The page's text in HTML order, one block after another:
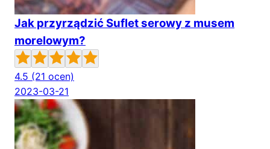
Jak przyrządzić Suflet serowy z musem
morelowym?
4.5 (21 ocen)
2023-03-21